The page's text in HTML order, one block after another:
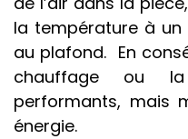
la température à un
au plafond. En
chauffage ou
performants, mais
énergie.